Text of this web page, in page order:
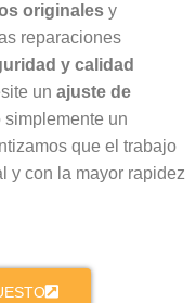
originales y
reparaciones
y calidad
un ajuste de
simplemente un
que el trabajo
y con la mayor rapidez